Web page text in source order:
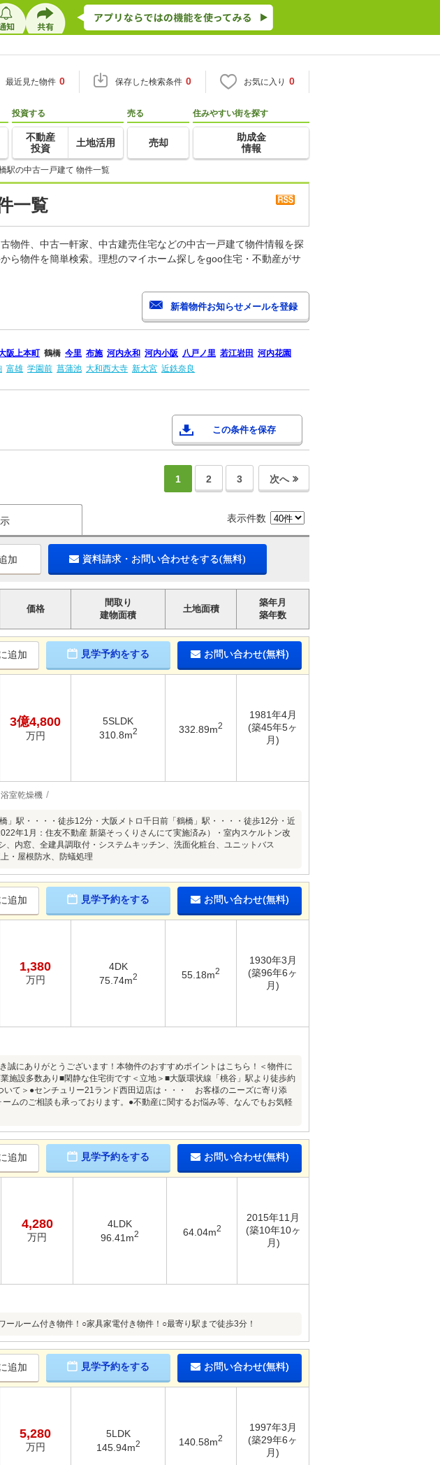
最近見た物件 0 保存した検索条件 0 お気に入り 0
投資する
不動産
投資
土地活用
売る
売却
住みやすい街を探す
助成金
情報
駅の中古一戸建て 物件一覧
一覧
物件、中古一軒家、中古建売住宅などの中古一戸建て物件情報を探
ら物件を簡単検索。理想のマイホーム探しをgoo住宅・不動産がサ
阪上本町 鶴橋 今里 布施 河内永和 河内小阪 八戸ノ里 若江岩田 河内花園
富雄 学園前 菖蒲池 大和西大寺 新大宮 近鉄奈良
この条件を保存
1 2 3 次へ
表示件数
加 資料請求・お問い合わせをする(無料)
価格
間取り
建物面積
土地面積
築年月
築年数
追加 見学予約をする お問い合わせ(無料)
3億4,800
万円
5SLDK
310.8m2 332.89m2
1981年4月
(築45年5ヶ
月)
浴室乾燥機
駅・・・・徒歩12分・大阪メトロ千日前「鶴橋」駅・・・・徒歩12分・近
年1月：住友不動産 新築そっくりさんにて実施済み）・室内スケルトン改
内窓、全建具調取付・システムキッチン、洗面化粧台、ユニットバス
・屋根防水、防蟻処理
追加 見学予約をする お問い合わせ(無料)
1,380
万円
4DK
75.74m2 55.18m2
1930年3月
(築96年6ヶ
月)
誠にありがとうございます！本物件のおすすめポイントはこちら！＜物件に
施設多数あり■閑静な住宅街です＜立地＞■大阪環状線「桃谷」駅より徒歩約
て＞●センチュリー21ランド西田辺店は・・・ お客様のニーズに寄り添
ムのご相談も承っております。●不動産に関するお悩み等、なんでもお気軽
追加 見学予約をする お問い合わせ(無料)
4,280
万円
4LDK
96.41m2 64.04m2
2015年11月
(築10年10ヶ
月)
ルーム付き物件！○家具家電付き物件！○最寄り駅まで徒歩3分！
追加 見学予約をする お問い合わせ(無料)
5,280
万円
5LDK
145.94m2 140.58m2
1997年3月
(築29年6ヶ
月)